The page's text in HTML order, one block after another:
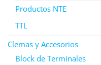
Productos NTE
TTL
Clemas y Accesorios
Block de Terminales